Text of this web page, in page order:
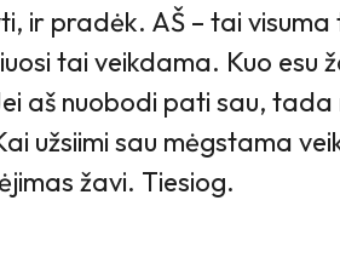
ir pradėk. AŠ – tai visuma
tai veikdama. Kuo esu
aš nuobodi pati sau, tada
užsiimi sau mėgstama
žavi. Tiesiog.